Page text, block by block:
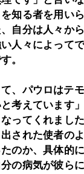
を知る者を用い
自分は人々か
人々によって
。
て、パウロはテ
考えています
なってくれまし
出された使者の
たのか、具体的
分の病気が彼ら